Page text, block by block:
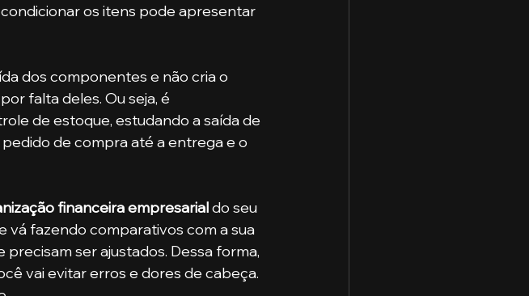
os itens pode apresentar
falta deles. Ou seja, é
de estoque, estudando a saída de
de compra até a entrega e o
financeira empresarial do seu
vá fazendo comparativos com a sua
ser ajustados. Dessa forma,
vai evitar erros e dores de cabeça.